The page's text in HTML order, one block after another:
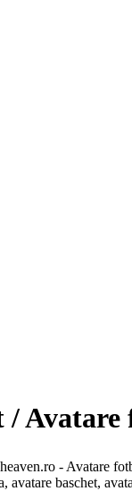
/ Avatare
- Avatare
avatare baschet,